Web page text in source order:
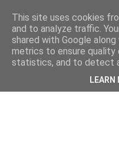
This site uses cookies
and to analyze traffic.
shared with Google
metrics to ensure quality
statistics, and to detect
LEARN